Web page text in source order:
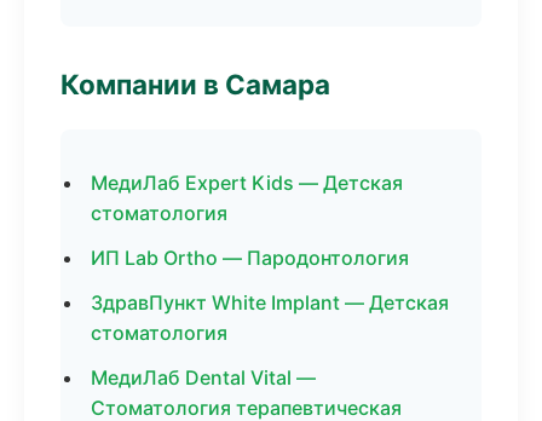
Компании в Самара
МедиЛаб Expert Kids — Детская
стоматология
ИП Lab Ortho — Пародонтология
ЗдравПункт White Implant — Детская
стоматология
МедиЛаб Dental Vital —
Стоматология терапевтическая